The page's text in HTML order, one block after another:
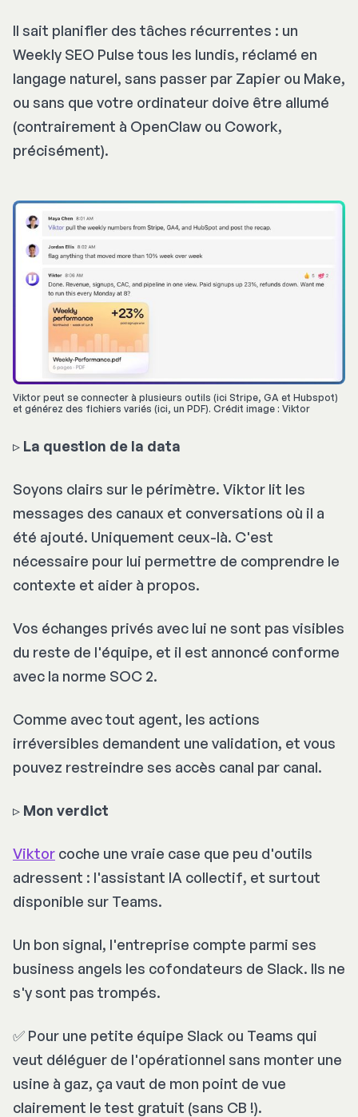
Il sait planifier des tâches récurrentes : un
Weekly SEO Pulse tous les lundis, réclamé en
langage naturel, sans passer par Zapier ou Make,
ou sans que votre ordinateur doive être allumé
(contrairement à OpenClaw ou Cowork,
précisément).
Viktor peut se connecter à plusieurs outils (ici Stripe, GA et Hubspot)
et générez des fichiers variés (ici, un PDF). Crédit image : Viktor
▹ La question de la data
Soyons clairs sur le périmètre. Viktor lit les
messages des canaux et conversations où il a
été ajouté. Uniquement ceux-là. C'est
nécessaire pour lui permettre de comprendre le
contexte et aider à propos.
Vos échanges privés avec lui ne sont pas visibles
du reste de l'équipe, et il est annoncé conforme
avec la norme SOC 2.
Comme avec tout agent, les actions
irréversibles demandent une validation, et vous
pouvez restreindre ses accès canal par canal.
▹ Mon verdict
Viktor coche une vraie case que peu d'outils
adressent : l'assistant IA collectif, et surtout
disponible sur Teams.
Un bon signal, l'entreprise compte parmi ses
business angels les cofondateurs de Slack. Ils ne
s'y sont pas trompés.
✅ Pour une petite équipe Slack ou Teams qui
veut déléguer de l'opérationnel sans monter une
usine à gaz, ça vaut de mon point de vue
clairement le test gratuit (sans CB !).